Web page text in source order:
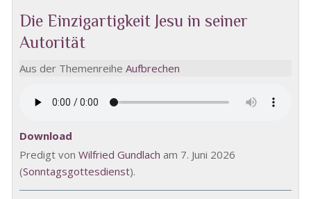
Die Einzigartigkeit Jesu in seiner
Autorität
Aus der Themenreihe Aufbrechen
Download
Predigt von Wilfried Gundlach am 7. Juni 2026
(Sonntagsgottesdienst).